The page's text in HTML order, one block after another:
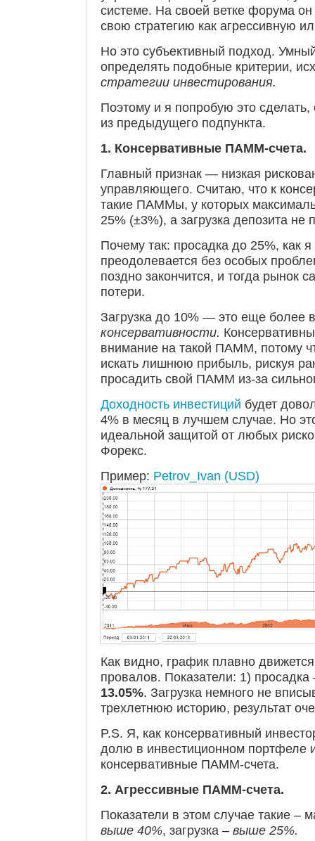
системе. На своей ветке форума
свою стратегию как агрессивную
Но это субъективный подход.
определять подобные критерии,
стратегии инвестирования.
Поэтому и я попробую это
из предыдущего подпункта.
1. Консервативные ПАММ-счета.
Главный признак — низкая
управляющего. Считаю, что к
такие ПАММы, у которых
25% (±3%), а загрузка депозита
Почему так: просадка до 25%, как
преодолевается без особых
поздно закончится, и тогда рынок
потери.
Загрузка до 10% — это еще более
консервативности.
внимание на такой ПАММ, потому
искать лишнюю прибыль, рискуя
просадить свой ПАММ из-за
Доходность инвестиций будет
4% в месяц в лучшем случае. Но
идеальной защитой от любых
Форекс.
Пример: Petrov_Ivan (USD)
Как видно, график плавно
провалов. Показатели: 1)
13.05%. Загрузка немного не
трехлетнюю историю, результат
P.S. Я, как консервативный
долю в инвестиционном портфеле
консервативные ПАММ-счета.
2. Агрессивные ПАММ-счета.
Показатели в этом случае такие –
выше 40%, загрузка – выше 25%.